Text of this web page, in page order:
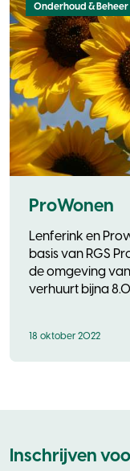
Onderhoud & Beheer
ProWonen
Lenferink en
basis van RGS
de omgeving
verhuurt bijna
18 oktober 2022
Inschrijven